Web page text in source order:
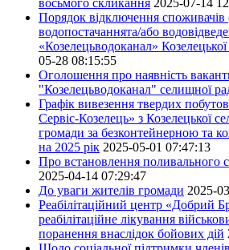
Порядок відключення споживачів
водопостачаннята/або
«Козелецьводоканал»
05-28 08:15:55
Оголошення про наявність
"Козелецьводоканал" селищної
Графік вивезення твердих
Сервіс-Козелець» з Козелецької
громади за безконтейнерною та
на 2025 рік 2025-05-01 07:47:13
Про встановлення поливального
2025-04-14 07:29:47
До уваги жителів громади 2025-
Реабілітаційний центр «Добрий
реабілітаційне лікування
поранення внаслідок бойових дій